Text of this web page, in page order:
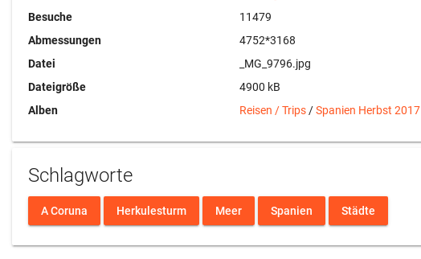
Besuche
11479
Abmessungen
4752*3168
Datei
_MG_9796.jpg
Dateigröße
4900 kB
Alben
Reisen / Trips /Spanien Herbst 2017
Schlagworte
A Coruna Herkulesturm Meer Spanien Städte